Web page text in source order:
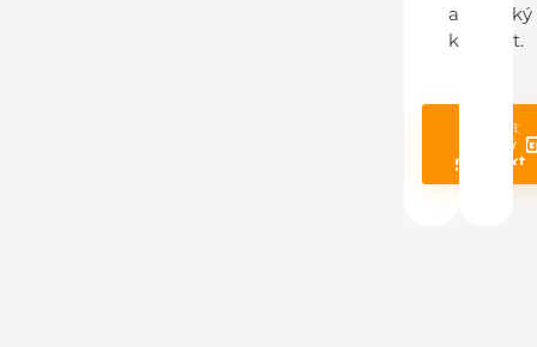
akustický
komfort.
Poptat
stejný
produkt